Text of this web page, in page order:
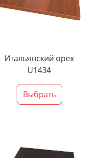
Итальянский орех
U1434
Выбрать